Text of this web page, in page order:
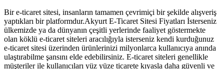
Bir e-ticaret sitesi, insanların tamamen çevrimiçi bir şekilde alışveriş
yaptıkları bir platformdur.Akyurt E-Ticaret Sitesi Fiyatları İsterseniz
ülkemizde ya da dünyanın çeşitli yerlerinde faaliyet göstermekte
olan köklü e-ticaret siteleri aracılığıyla isterseniz kendi kurduğunuz
e-ticaret sitesi üzerinden ürünlerinizi milyonlarca kullanıcıya anında
ulaştırabilme şansını elde edebilirsiniz. E-ticaret siteleri genellikle
müşteriler ile kullanıcıları yüz yüze ticarete kıyasla daha güvenli ve